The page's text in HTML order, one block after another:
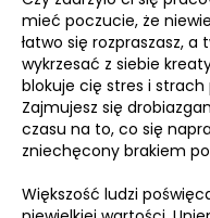
mieć poczucie, że
łatwo się rozpraszasz,
wykrzesać z siebie
blokuje cię stres i strach
Zajmujesz się
czasu na to, co się
zniechęcony brakiem
Większość ludzi